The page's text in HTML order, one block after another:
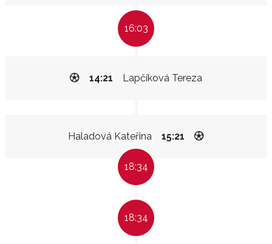
16:03
Lapčíková Tereza
14:21
Haladová Kateřina 15:21
18:34
18:34